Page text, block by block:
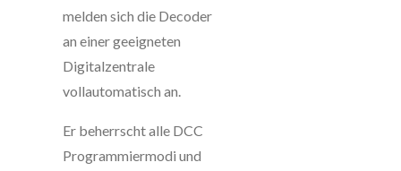
melden sich die Decoder
an einer geeigneten
Digitalzentrale
vollautomatisch an.
Er beherrscht alle DCC
Programmiermodi und